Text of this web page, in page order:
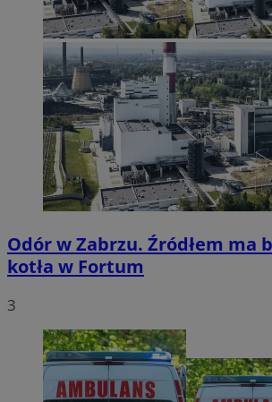
Odór w Zabrzu. Źródłem ma
kotła w Fortum
3